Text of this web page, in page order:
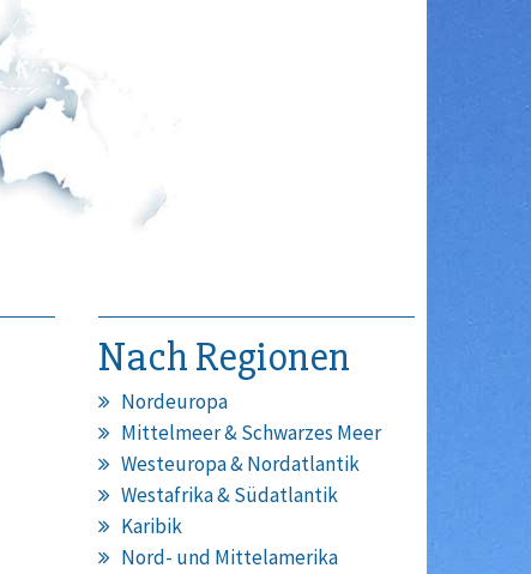
Nach Regionen
Nordeuropa
Mittelmeer & Schwarzes Meer
Westeuropa & Nordatlantik
Westafrika & Südatlantik
Karibik
Nord- und Mittelamerika